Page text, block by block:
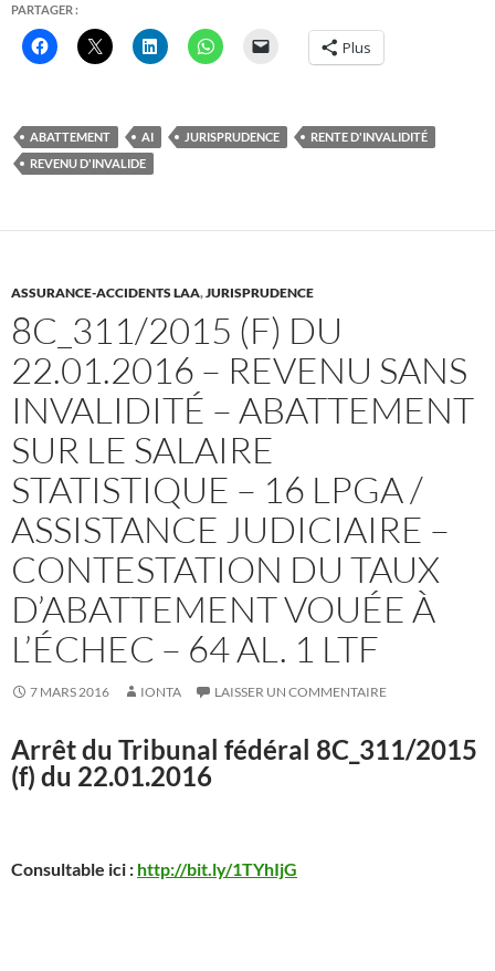
PARTAGER :
Plus
ABATTEMENT AI JURISPRUDENCE
RENTE D'INVALIDITÉ
REVENU D'INVALIDE
ASSURANCE-ACCIDENTS LAA,JURISPRUDENCE
8C_311/2015 (F) DU
22.01.2016 – REVENU SANS
INVALIDITÉ – ABATTEMENT
SUR LE SALAIRE
STATISTIQUE – 16 LPGA /
ASSISTANCE JUDICIAIRE –
CONTESTATION DU TAUX
D’ABATTEMENT VOUÉE À
L’ÉCHEC – 64 AL. 1 LTF
7 MARS 2016 IONTA LAISSER UN COMMENTAIRE
Arrêt du Tribunal fédéral 8C_311/2015
(f) du 22.01.2016
Consultable ici : http://bit.ly/1TYhIjG